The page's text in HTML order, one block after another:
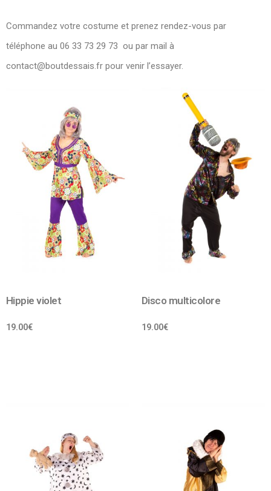
Commandez votre costume et prenez rendez-vous par
téléphone au 06 33 73 29 73 ou par mail à
contact@boutdessais.fr pour venir l’essayer.
Hippie violet
19.00€
Disco multicolore
19.00€